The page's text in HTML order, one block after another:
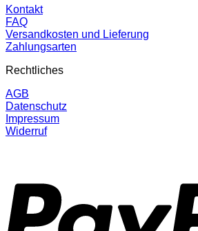
Kontakt
FAQ
Versandkosten und Lieferung
Zahlungsarten
Rechtliches
AGB
Datenschutz
Impressum
Widerruf